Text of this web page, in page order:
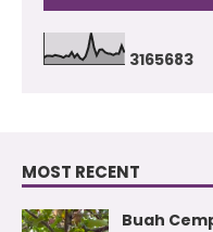
3165683
MOST RECENT
Buah